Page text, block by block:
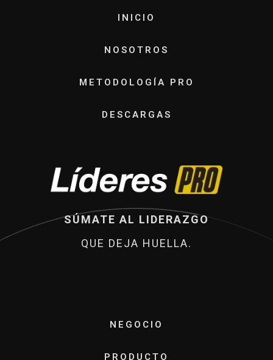
INICIO
NOSOTROS
METODOLOGÍA PRO
DESCARGAS
SÚMATE AL LIDERAZGO
QUE DEJA HUELLA.
NEGOCIO
PRODUCTO